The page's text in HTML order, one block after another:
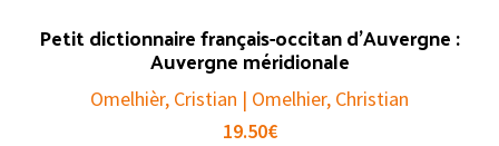
Petit dictionnaire français-occitan d’Auvergne :
Auvergne méridionale
Omelhièr, Cristian | Omelhier, Christian
19.50€